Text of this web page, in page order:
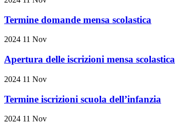
Termine domande mensa scolastica
2024 11 Nov
Apertura delle iscrizioni mensa scolastica
2024 11 Nov
Termine iscrizioni scuola dell’infanzia
2024 11 Nov